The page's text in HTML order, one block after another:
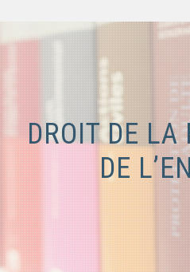
DROIT DE
DE